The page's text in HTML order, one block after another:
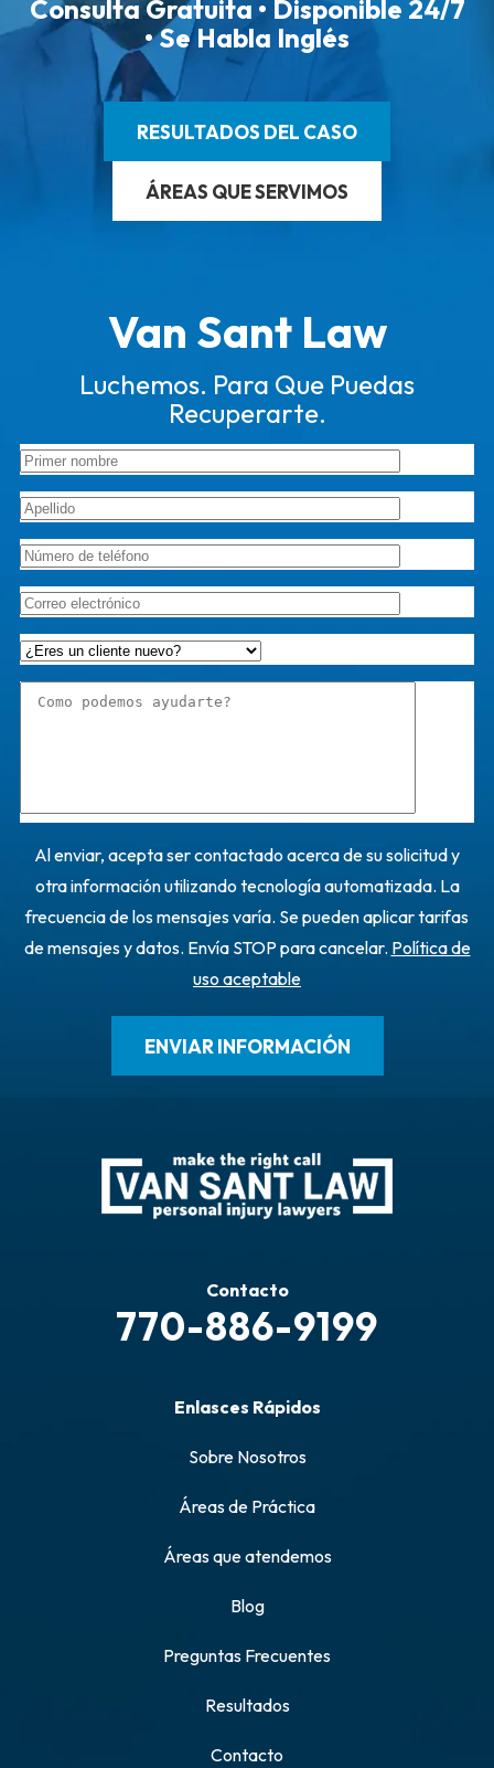
Consulta Gratuita • Disponible 24/7
• Se Habla Inglés
RESULTADOS DEL CASO
ÁREAS QUE SERVIMOS
Van Sant Law
Luchemos. Para Que Puedas
Recuperarte.
Al enviar, acepta ser contactado acerca de su solicitud y
otra información utilizando tecnología automatizada. La
frecuencia de los mensajes varía. Se pueden aplicar tarifas
de mensajes y datos. Envía STOP para cancelar. Política de
uso aceptable
Contacto
770-886-9199
Enlasces Rápidos
Sobre Nosotros
Áreas de Práctica
Áreas que atendemos
Blog
Preguntas Frecuentes
Resultados
Contacto